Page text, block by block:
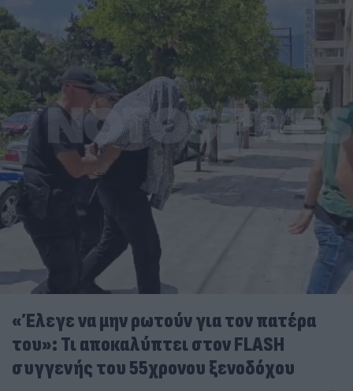
«Έλεγε να μην ρωτούν για τον πατέρα
του»: Τι αποκαλύπτει στον FLASH
συγγενής του 55χρονου ξενοδόχου